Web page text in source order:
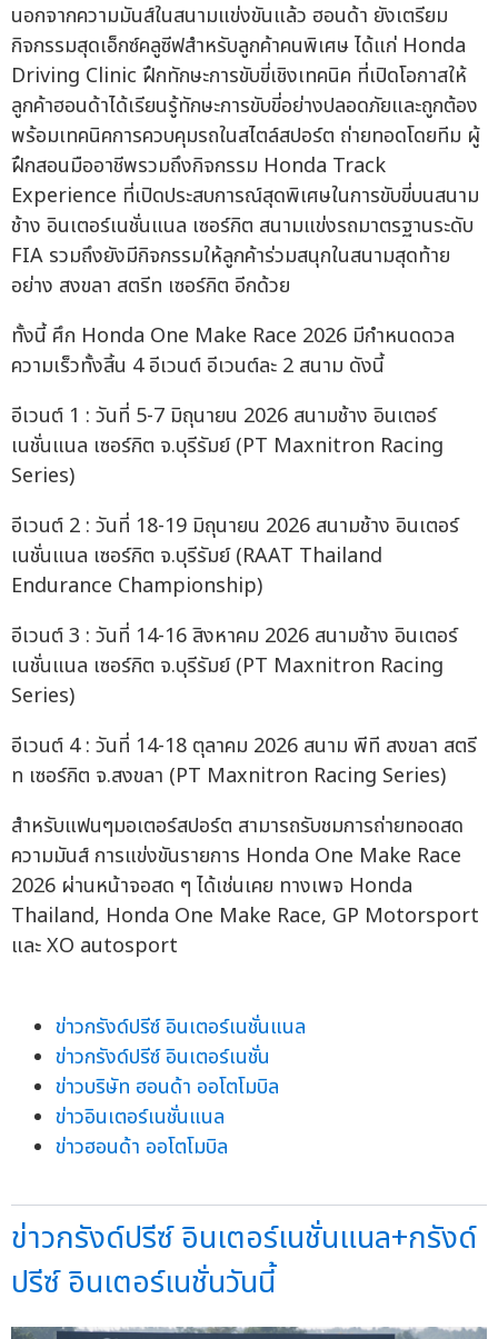
นอกจากความมันส์ในสนามแข่งขันแล้ว ฮอนด้า ยังเตรียม
กิจกรรมสุดเอ็กซ์คลูซีฟสำหรับลูกค้าคนพิเศษ ได้แก่ Honda
Driving Clinic ฝึกทักษะการขับขี่เชิงเทคนิค ที่เปิดโอกาสให้
ลูกค้าฮอนด้าได้เรียนรู้ทักษะการขับขี่อย่างปลอดภัยและถูกต้อง
พร้อมเทคนิคการควบคุมรถในสไตล์สปอร์ต ถ่ายทอดโดยทีม ผู้
ฝึกสอนมืออาชีพรวมถึงกิจกรรม Honda Track
Experience ที่เปิดประสบการณ์สุดพิเศษในการขับขี่บนสนาม
ช้าง อินเตอร์เนชั่นแนล เซอร์กิต สนามแข่งรถมาตรฐานระดับ
FIA รวมถึงยังมีกิจกรรมให้ลูกค้าร่วมสนุกในสนามสุดท้าย
อย่าง สงขลา สตรีท เซอร์กิต อีกด้วย
ทั้งนี้ ศึก Honda One Make Race 2026 มีกำหนดดวล
ความเร็วทั้งสิ้น 4 อีเวนต์ อีเวนต์ละ 2 สนาม ดังนี้
อีเวนต์ 1 : วันที่ 5-7 มิถุนายน 2026 สนามช้าง อินเตอร์
เนชั่นแนล เซอร์กิต จ.บุรีรัมย์ (PT Maxnitron Racing
Series)
อีเวนต์ 2 : วันที่ 18-19 มิถุนายน 2026 สนามช้าง อินเตอร์
เนชั่นแนล เซอร์กิต จ.บุรีรัมย์ (RAAT Thailand
Endurance Championship)
อีเวนต์ 3 : วันที่ 14-16 สิงหาคม 2026 สนามช้าง อินเตอร์
เนชั่นแนล เซอร์กิต จ.บุรีรัมย์ (PT Maxnitron Racing
Series)
อีเวนต์ 4 : วันที่ 14-18 ตุลาคม 2026 สนาม พีที สงขลา สตรี
ท เซอร์กิต จ.สงขลา (PT Maxnitron Racing Series)
สำหรับแฟนๆมอเตอร์สปอร์ต สามารถรับชมการถ่ายทอดสด
ความมันส์ การแข่งขันรายการ Honda One Make Race
2026 ผ่านหน้าจอสด ๆ ได้เช่นเคย ทางเพจ Honda
Thailand, Honda One Make Race, GP Motorsport
และ XO autosport
ข่าวกรังด์ปรีซ์ อินเตอร์เนชั่นแนล
ข่าวกรังด์ปรีซ์ อินเตอร์เนชั่น
ข่าวบริษัท ฮอนด้า ออโตโมบิล
ข่าวอินเตอร์เนชั่นแนล
ข่าวฮอนด้า ออโตโมบิล
ข่าวกรังด์ปรีซ์ อินเตอร์เนชั่นแนล+กรังด์
ปรีซ์ อินเตอร์เนชั่นวันนี้